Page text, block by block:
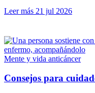
Leer más 21 jul 2026
Mente y vida anticáncer
Consejos para